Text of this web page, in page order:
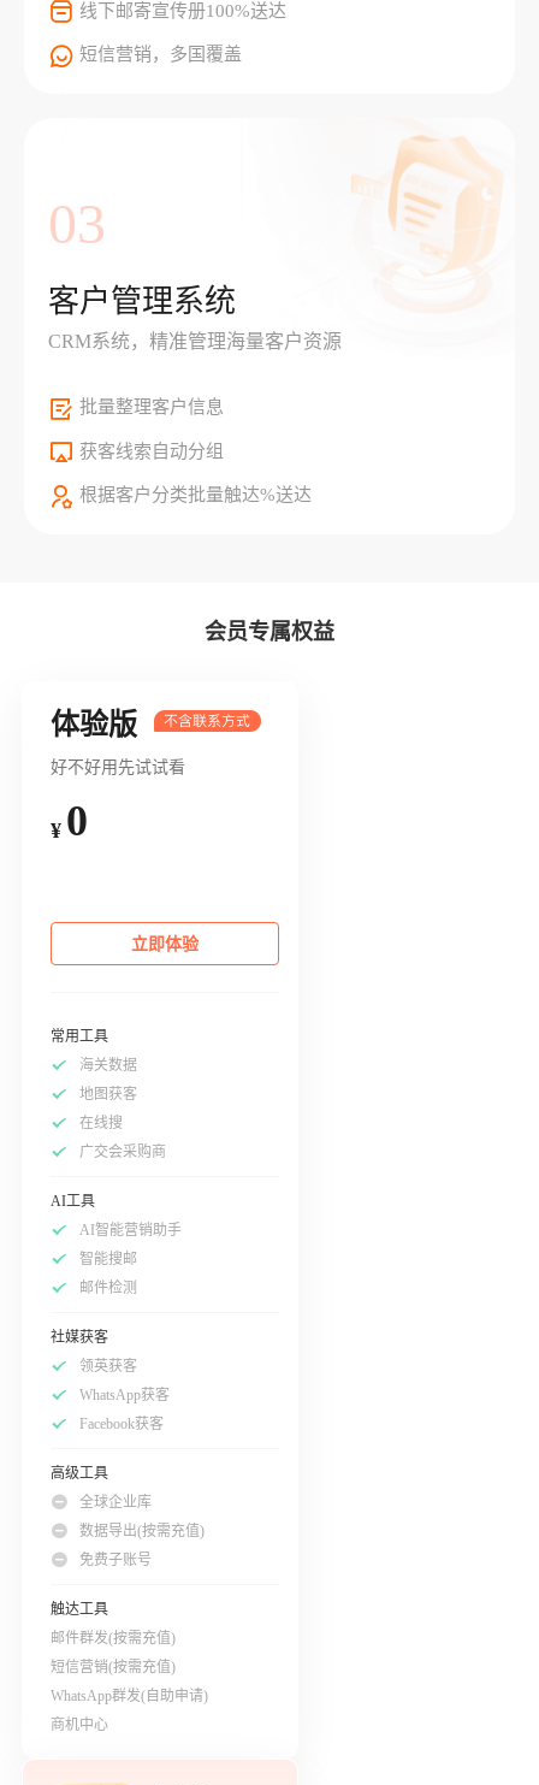
线下邮寄宣传册100%送达
短信营销，多国覆盖
03
客户管理系统
CRM系统，精准管理海量客户资源
批量整理客户信息
获客线索自动分组
根据客户分类批量触达%送达
会员专属权益
体验版
好不好用先试试看
¥ 0
立即体验
常用工具
海关数据
地图获客
在线搜
广交会采购商
AI工具
AI智能营销助手
智能搜邮
邮件检测
社媒获客
领英获客
WhatsApp获客
Facebook获客
高级工具
全球企业库
数据导出(按需充值)
免费子账号
触达工具
邮件群发(按需充值)
短信营销(按需充值)
WhatsApp群发(自助申请)
商机中心